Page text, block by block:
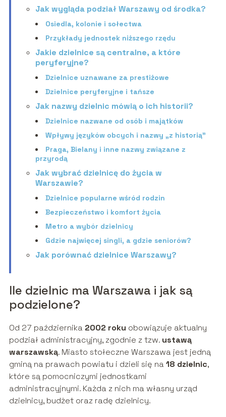
Jak wygląda podział Warszawy od środka?
Osiedla, kolonie i sołectwa
Przykłady jednostek niższego rzędu
Jakie dzielnice są centralne, a które
peryferyjne?
Dzielnice uznawane za prestiżowe
Dzielnice peryferyjne i tańsze
Jak nazwy dzielnic mówią o ich historii?
Dzielnice nazwane od osób i majątków
Wpływy języków obcych i nazwy „z historią”
Praga, Bielany i inne nazwy związane z
przyrodą
Jak wybrać dzielnicę do życia w
Warszawie?
Dzielnice popularne wśród rodzin
Bezpieczeństwo i komfort życia
Metro a wybór dzielnicy
Gdzie najwięcej singli, a gdzie seniorów?
Jak porównać dzielnice Warszawy?
Ile dzielnic ma Warszawa i jak są
podzielone?
Od 27 października 2002 roku obowiązuje aktualny
podział administracyjny, zgodnie z tzw. ustawą
warszawską. Miasto stołeczne Warszawa jest jedną
gminą na prawach powiatu i dzieli się na18 dzielnic,
które są pomocniczymi jednostkami
administracyjnymi. Każda z nich ma własny urząd
dzielnicy, budżet oraz radę dzielnicy.